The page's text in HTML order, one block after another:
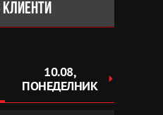
10.08,
ПОНЕДЕЛНИК